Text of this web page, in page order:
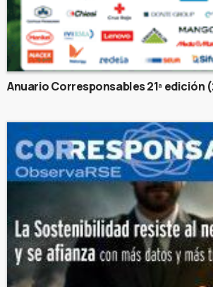
Anuario Corresponsables 21ª edición